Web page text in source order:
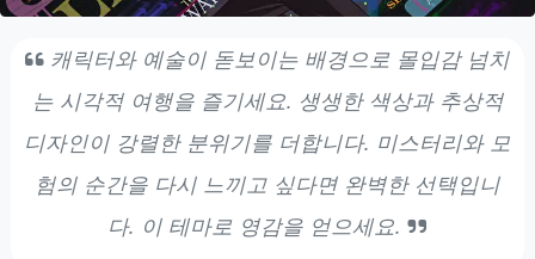
캐릭터와 예술이 돋보이는 배경으로 몰입감 넘치
는 시각적 여행을 즐기세요. 생생한 색상과 추상적
디자인이 강렬한 분위기를 더합니다. 미스터리와 모
험의 순간을 다시 느끼고 싶다면 완벽한 선택입니
다. 이 테마로 영감을 얻으세요.